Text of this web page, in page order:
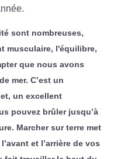
sont nombreuses,
musculaire, l'équilibre,
que nous avons
mer. C’est un
un excellent
pouvez brûler jusqu’à
Marcher sur terre met
et l’arrière de vos